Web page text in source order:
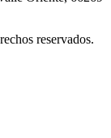
reservados.